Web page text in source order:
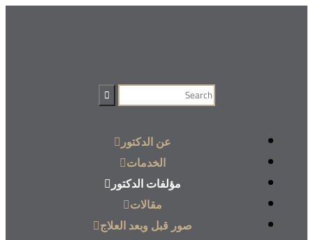
عن الدكتور
الخدمات
مؤلفات الدكتور
مقالات
صور قبل وبعد العلاج